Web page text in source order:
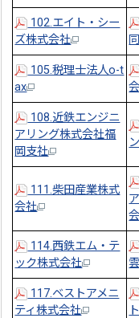
102.エイト・シー
ズ株式会社
105.税理士法人o-t
ax
108.近鉄エンジニ
アリング株式会社福
岡支社
111.柴田産業株式
会社
114.西鉄エム・テ
ック株式会社
117.ベストアメニ
ティ株式会社